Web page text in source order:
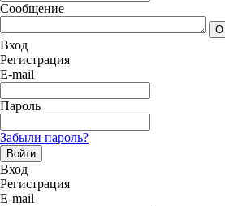
Сообщение
Вход
Регистрация
E-mail
Пароль
Забыли пароль?
Войти
Вход
Регистрация
E-mail